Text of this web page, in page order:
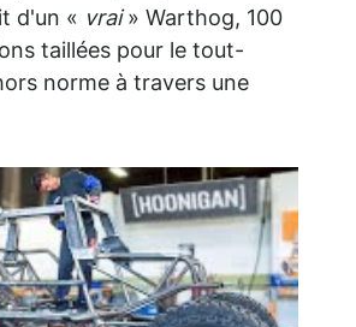
d'un « vrai» Warthog, 100
taillées pour le tout-
norme à travers une